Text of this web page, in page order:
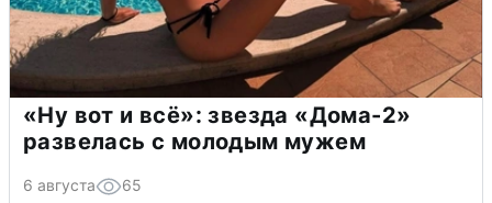
«Ну вот и всё»: звезда «Дома-2»
развелась с молодым мужем
6 августа 65